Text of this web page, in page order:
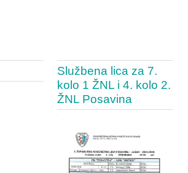
Službena lica za 7.
kolo 1 ŽNL i 4. kolo 2.
ŽNL Posavina